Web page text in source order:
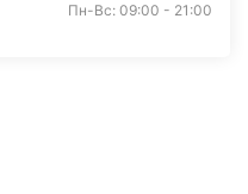
Пн-Вс: 09:00 - 21:00